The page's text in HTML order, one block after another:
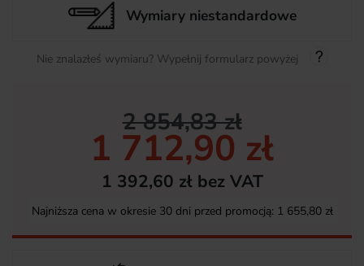
Wymiary niestandardowe
Nie znalazłeś wymiaru? Wypełnij formularz powyżej
2 854,83 zł
1 712,90 zł
1 392,60 zł bez VAT
Najniższa cena w okresie 30 dni przed promocją: 1 655,80 zł